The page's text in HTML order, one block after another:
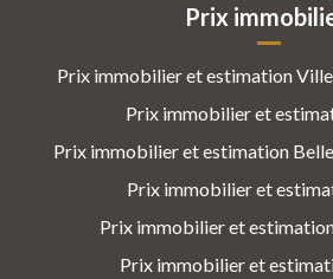
Prix
Prix immobilier et estimation
Prix immobilier et
Prix immobilier et estimation
Prix immobilier et
Prix immobilier et
Prix immobilier et